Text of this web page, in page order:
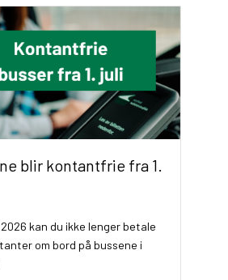
blir kontantfrie fra 1.
2026 kan du ikke lenger betale
om bord på bussene i